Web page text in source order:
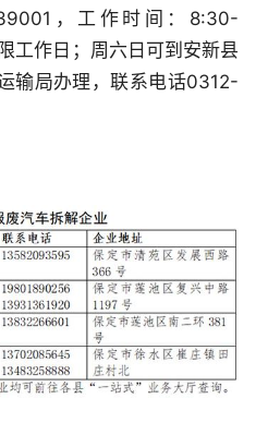
，工作时间：8:30-
工作日；周六日可到安新县
输局办理，联系电话0312-